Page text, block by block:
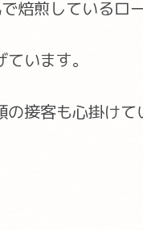
煎しているロ
います。
接客も心掛けて